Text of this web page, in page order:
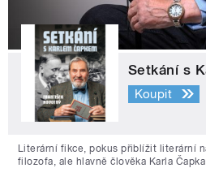
Setkání s
Koupit
Literární fikce, pokus přiblížit literární
filozofa, ale hlavně člověka Karla